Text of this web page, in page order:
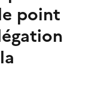
point